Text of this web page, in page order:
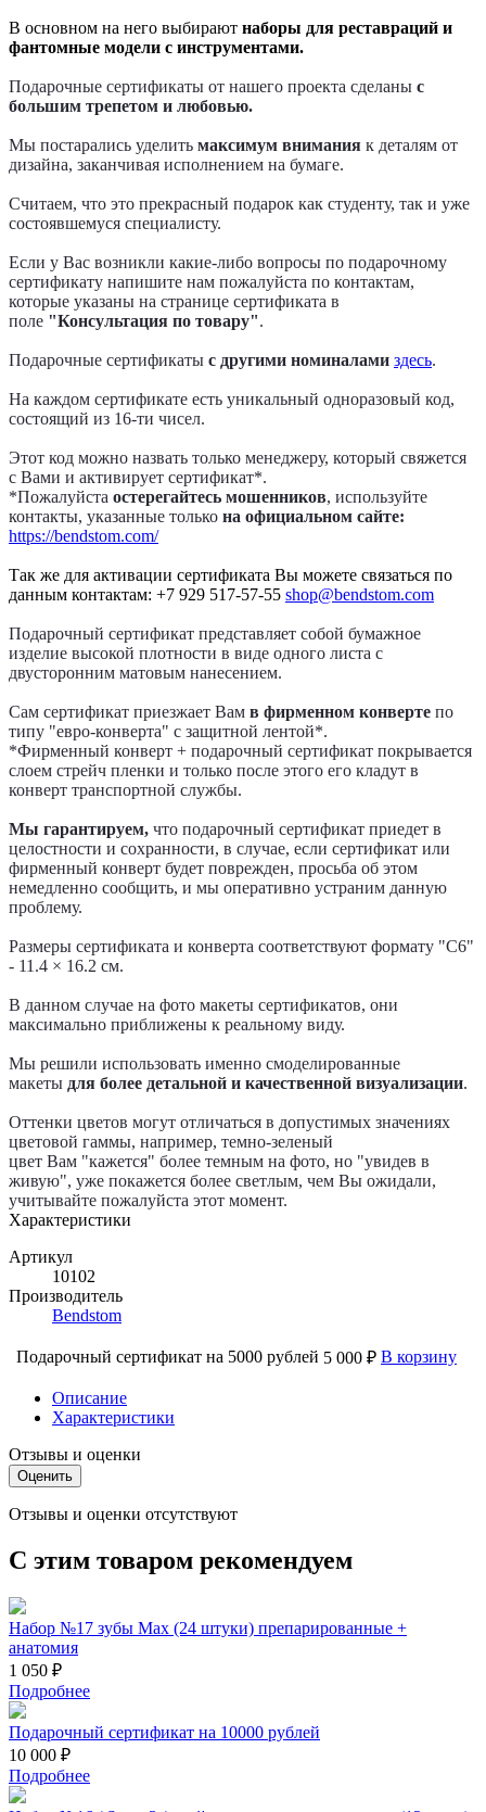
В основном на него выбирают наборы для реставраций и
фантомные модели c инструментами.
Подарочные сертификаты от нашего проекта сделаны с
большим трепетом и любовью.
Мы постарались уделить максимум внимания к деталям от
дизайна, заканчивая исполнением на бумаге.
Считаем, что это прекрасный подарок как студенту, так и уже
состоявшемуся специалисту.
Если у Вас возникли какие-либо вопросы по подарочному
сертификату напишите нам пожалуйста по контактам,
которые указаны на странице сертификата в
поле "Консультация по товару".
Подарочные сертификаты с другими номиналами здесь.
На каждом сертификате есть уникальный одноразовый код,
состоящий из 16-ти чисел.
Этот код можно назвать только менеджеру, который свяжется
с Вами и активирует сертификат*.
*Пожалуйста остерегайтесь мошенников, используйте
контакты, указанные только на официальном сайте:
https://bendstom.com/
Так же для активации сертификата Вы можете связаться по
данным контактам: +7 929 517-57-55 shop@bendstom.com
Подарочный сертификат представляет собой бумажное
изделие высокой плотности в виде одного листа с
двусторонним матовым нанесением.
Сам сертификат приезжает Вам в фирменном конверте по
типу "евро-конверта" с защитной лентой*.
*Фирменный конверт + подарочный сертификат покрывается
слоем стрейч пленки и только после этого его кладут в
конверт транспортной службы.
Мы гарантируем, что подарочный сертификат приедет в
целостности и сохранности, в случае, если сертификат или
фирменный конверт будет поврежден, просьба об этом
немедленно сообщить, и мы оперативно устраним данную
проблему.
Размеры сертификата и конверта соответствуют формату "С6"
- 11.4 × 16.2 см.
В данном случае на фото макеты сертификатов, они
максимально приближены к реальному виду.
Мы решили использовать именно смоделированные
макеты для более детальной и качественной визуализации.
Оттенки цветов могут отличаться в допустимых значениях
цветовой гаммы, например, темно-зеленый
цвет Вам "кажется" более темным на фото, но "увидев в
живую", уже покажется более светлым, чем Вы ожидали,
учитывайте пожалуйста этот момент.
Характеристики
Артикул
10102
Производитель
Bendstom
Подарочный сертификат на 5000 рублей 5 000 ₽ В корзину
Описание
Характеристики
Отзывы и оценки
Оценить
Отзывы и оценки отсутствуют
С этим товаром рекомендуем
Набор №17 зубы Max (24 штуки) препарированные +
анатомия
1 050 ₽
Подробнее
Подарочный сертификат на 10000 рублей
10 000 ₽
Подробнее